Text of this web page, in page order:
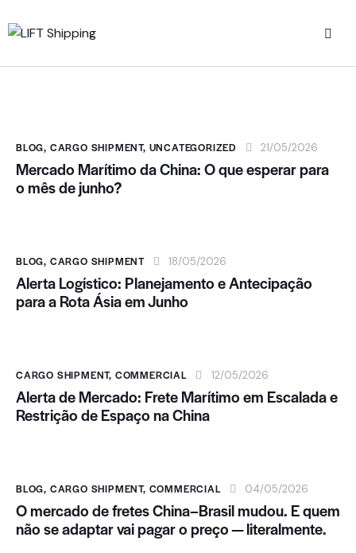
BLOG, CARGO SHIPMENT, UNCATEGORIZED 21/05/2026
Mercado Marítimo da China: O que esperar para
o mês de junho?
BLOG, CARGO SHIPMENT 18/05/2026
Alerta Logístico: Planejamento e Antecipação
para a Rota Ásia em Junho
CARGO SHIPMENT, COMMERCIAL 12/05/2026
Alerta de Mercado: Frete Marítimo em Escalada e
Restrição de Espaço na China
BLOG, CARGO SHIPMENT, COMMERCIAL 04/05/2026
O mercado de fretes China–Brasil mudou. E quem
não se adaptar vai pagar o preço — literalmente.